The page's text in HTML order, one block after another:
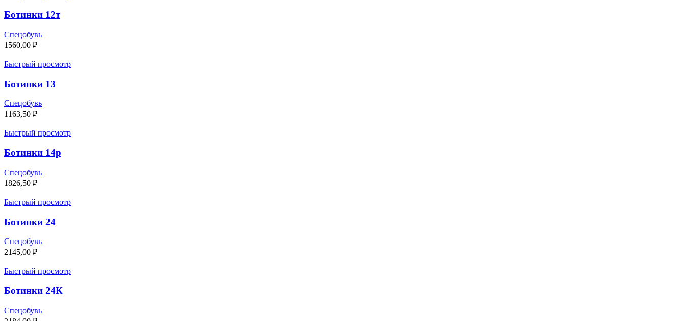
Ботинки 12т
Спецобувь
1560,00 ₽
Быстрый просмотр
Ботинки 13
Спецобувь
1163,50 ₽
Быстрый просмотр
Ботинки 14р
Спецобувь
1826,50 ₽
Быстрый просмотр
Ботинки 24
Спецобувь
2145,00 ₽
Быстрый просмотр
Ботинки 24К
Спецобувь